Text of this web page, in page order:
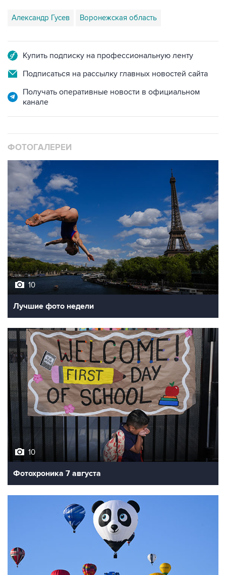
Александр Гусев Воронежская область
Купить подписку на профессиональную ленту
Подписаться на рассылку главных новостей сайта
Получать оперативные новости в официальном
канале
ФОТОГАЛЕРЕИ
10
Лучшие фото недели
10
Фотохроника 7 августа